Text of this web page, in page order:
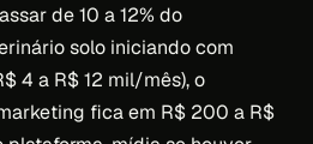
de 10 a 12% do
solo iniciando com
4 a R$ 12 mil/mês), o
fica em R$ 200 a R$